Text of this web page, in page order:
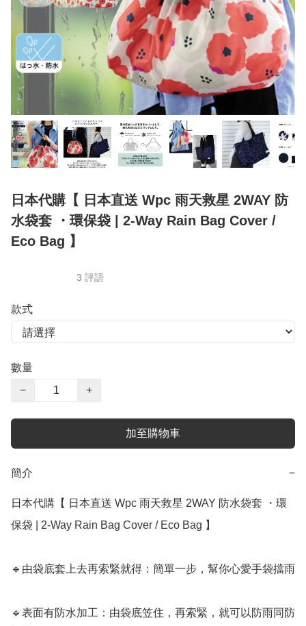
日本代購【 日本直送 Wpc 雨天救星 2WAY 防
水袋套 ・環保袋 | 2‑Way Rain Bag Cover /
Eco Bag 】
3 評語
款式
數量
−
+
加至購物車
簡介 −
日本代購【 日本直送 Wpc 雨天救星 2WAY 防水袋套 ・環
保袋 | 2‑Way Rain Bag Cover / Eco Bag 】﻿
🔹由袋底套上去再索緊就得：簡單一步，幫你心愛手袋擋雨
🔹表面有防水加工：由袋底笠住，再索緊，就可以防雨同防